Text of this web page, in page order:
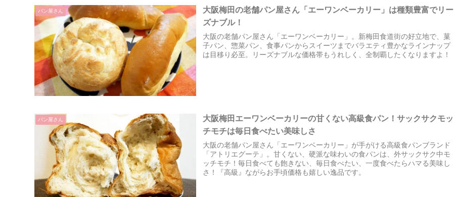
パン屋さん
大阪梅田の老舗パン屋さん「エーワンベーカリー」は種類豊富でリー
ズナブル！
大阪の老舗パン屋さん「エーワンベーカリー」。新梅田食道街の好立地で、菓
子パン、惣菜パン、食事パンからスイーツまでバラエティ豊かなラインナップ
は目移り必至。リーズナブルな価格帯もうれしく、全制覇したくなりますよ！
パン屋さん
大阪梅田エーワンベーカリーの甘くない高級食パン！サックサクモッ
チモチは毎日食べたい美味しさ
大阪の老舗パン屋さん「エーワンベーカリー」が手がける高級食パンブランド
「アトリエグーテ」。甘くない、硬派な味わいの食パンは、外サックサク中モ
ッチモチ！毎日食べても飽きない、毎日食べたい、一度食べたらハマる美味し
さ！『高級』ながらお手頃価格も嬉しい逸品です。